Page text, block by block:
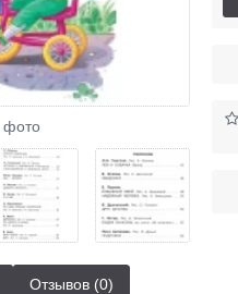
фото
Отзывов (0)